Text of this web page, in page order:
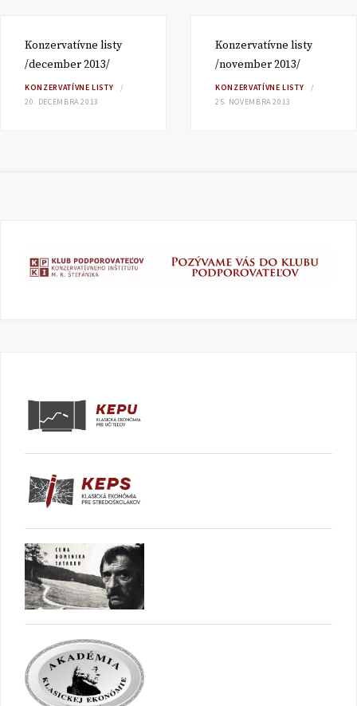
Konzervatívne listy
/december 2013/
KONZERVATÍVNE LISTY
20. DECEMBRA 2013
Konzervatívne listy
/november 2013/
KONZERVATÍVNE LISTY
25. NOVEMBRA 2013